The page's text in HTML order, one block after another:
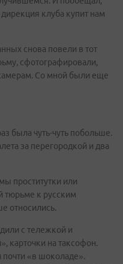
клуба купит нам
снова повели в тот
сфотографировали,
Со мной были еще
была чуть-чуть побольше.
за перегородкой и два
проститутки или
тюрьме к русским
относились.
с тележкой и
карточки на таксофон.
почти «в шоколаде».